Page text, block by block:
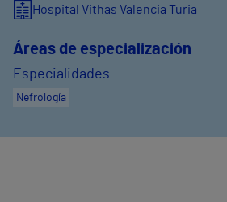
Hospital Vithas Valencia Turia
Áreas de especialización
Especialidades
Nefrología